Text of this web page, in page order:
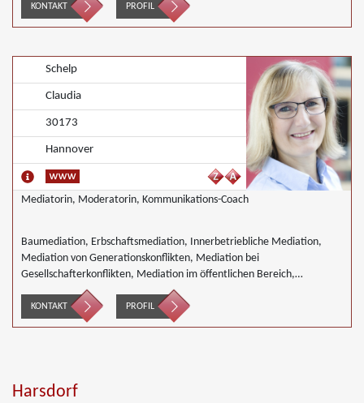
KONTAKT PROFIL
Schelp
Claudia
30173
Hannover
Mediatorin, Moderatorin, Kommunikations-Coach
Baumediation, Erbschaftsmediation, Innerbetriebliche Mediation,
Mediation von Generationskonflikten, Mediation bei
Gesellschafterkonflikten, Mediation im öffentlichen Bereich,
Mediation bei Team- und Gruppenkonflikten, Mediation von
Unternehmensnachfolgen, Mediation in der Wohnungswirtschaft,
Nachbarschaftsmediation, Umweltmediation, Wirtschaftsmediation
KONTAKT PROFIL
Harsdorf